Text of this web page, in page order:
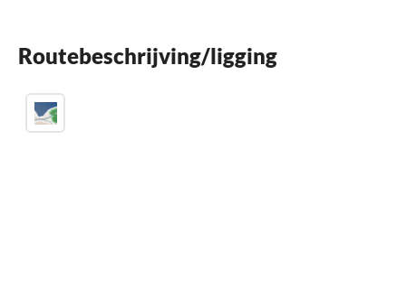
Parkeren
Routebeschrijving/ligging